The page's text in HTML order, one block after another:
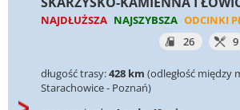
NAJDŁUŻSZA NAJSZYBSZA ODCINKI
26
9
długość trasy:428 km (odległość między
Starachowice - Poznań)